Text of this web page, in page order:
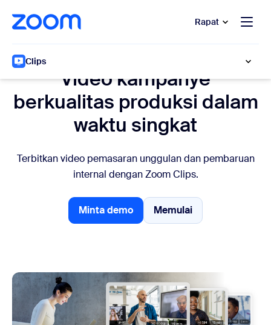
ke konten utama
percakapan bantuan Rapat
Clips
Video kampanye
berkualitas produksi dalam
waktu singkat
Terbitkan video pemasaran unggulan dan pembaruan
internal dengan Zoom Clips.
Minta demo
Minta demo
Memulai
Memulai